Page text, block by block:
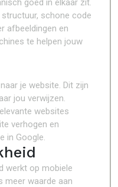
goed in elkaar zit.
structuur, schone code
afbeeldingen en
te helpen jouw
je website. Dit zijn
jou verwijzen.
websites
verhogen en
in Google.
werkt op mobiele
meer waarde aan